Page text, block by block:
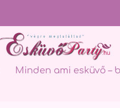
Minden ami esküvő –